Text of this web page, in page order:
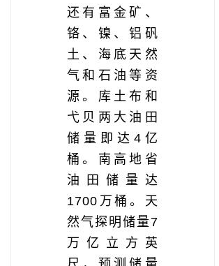
还有富金矿、
铬、镍、铝矾
土、海底天然
气和石油等资
源。库土布和
弋贝两大油田
储量即达4亿
桶。南高地省
油田储量达
1700万桶。天
然气探明储量7
万亿立方英